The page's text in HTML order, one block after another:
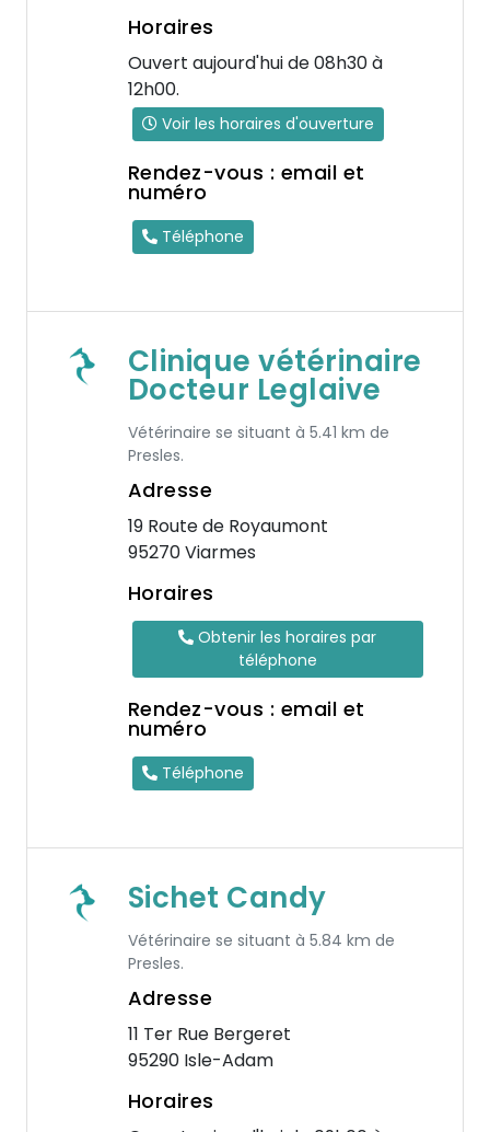
Horaires
Ouvert aujourd'hui de 08h30 à
12h00.
Voir les horaires d'ouverture
Rendez-vous : email et
numéro
Téléphone
Clinique vétérinaire
Docteur Leglaive
Vétérinaire se situant à 5.41 km de
Presles.
Adresse
19 Route de Royaumont
95270 Viarmes
Horaires
Obtenir les horaires par
téléphone
Rendez-vous : email et
numéro
Téléphone
Sichet Candy
Vétérinaire se situant à 5.84 km de
Presles.
Adresse
11 Ter Rue Bergeret
95290 Isle-Adam
Horaires